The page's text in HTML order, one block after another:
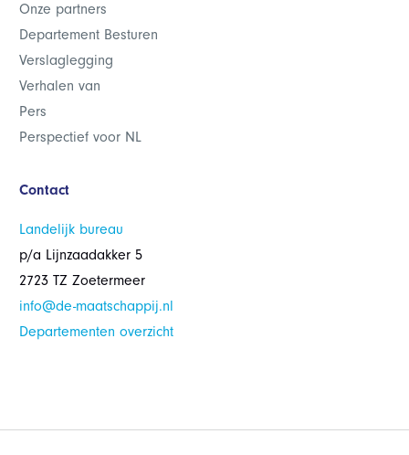
Onze partners
Departement Besturen
Verslaglegging
Verhalen van
Pers
Perspectief voor NL
Contact
Landelijk bureau
p/a Lijnzaadakker 5
2723 TZ Zoetermeer
info@de-maatschappij.nl
Departementen overzicht